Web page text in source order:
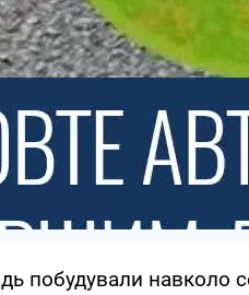
побудували навколо